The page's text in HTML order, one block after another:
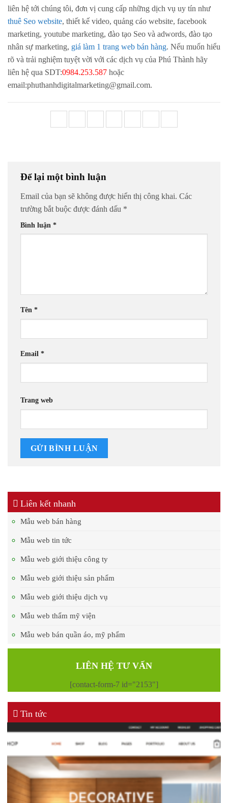
liên hệ tới chúng tôi, đơn vị cung cấp những dịch vụ uy tín như
thuê Seo website, thiết kế video, quảng cáo website, facebook
marketing, youtube marketing, đào tạo Seo và adwords, đào tạo
nhân sự marketing, giá làm 1 trang web bán hàng. Nếu muốn hiểu
rõ và trải nghiệm tuyệt vời với các dịch vụ của Phú Thành hãy
liên hệ qua SDT:0984.253.587 hoặc
email:phuthanhdigitalmarketing@gmail.com.
Để lại một bình luận
Email của bạn sẽ không được hiển thị công khai. Các
trường bắt buộc được đánh dấu *
Bình luận *
Tên *
Email *
Trang web
Liên kết nhanh
Mẫu web bán hàng
Mẫu web tin tức
Mẫu web giới thiệu công ty
Mẫu web giới thiệu sản phẩm
Mẫu web giới thiệu dịch vụ
Mẫu web thẩm mỹ viện
Mẫu web bán quần áo, mỹ phẩm
LIÊN HỆ TƯ VẤN
[contact-form-7 id="2153"]
Tin tức